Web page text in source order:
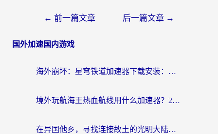
← 前一篇文章 后一篇文章 →
国外加速国内游戏
海外崩坏：星穹铁道加速器下载安装：一份给游子的终极网络指南
境外玩航海王热血航线用什么加速器？2026海外玩家实测最优方案（附欧洲问道堡垒前线加速技巧）
在异国他乡，寻找连接故土的光明大陆免费加速器